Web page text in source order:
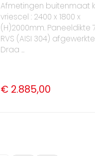
Afmetingen buitenmaat
vriescel : 2400 x 1800 x
(H)2000mm. Paneeldikte
RVS (AISI 304)
Draa ...
€ 2.885,00